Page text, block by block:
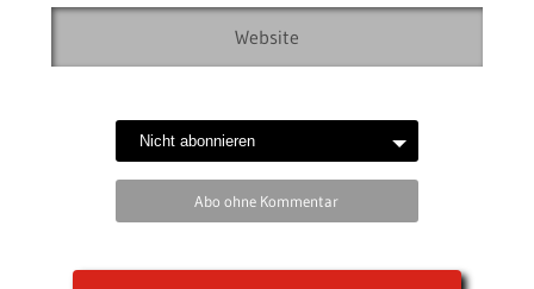
Abo ohne Kommentar